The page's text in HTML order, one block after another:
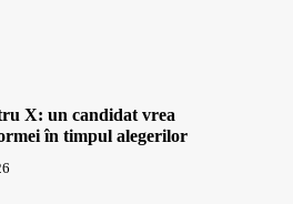
X: un candidat vrea
în timpul alegerilor